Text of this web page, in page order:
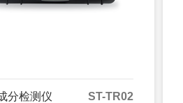
分检测仪 ST-TR02